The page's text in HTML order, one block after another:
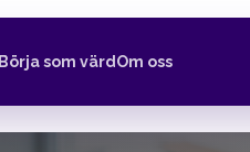
Börja som värd Om oss